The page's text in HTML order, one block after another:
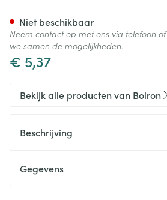
€ 5,37
Niet beschikbaar
Neem contact op met ons via telefoon
we samen de mogelijkheden.
Bekijk alle producten van Boiron
Beschrijving
Gegevens